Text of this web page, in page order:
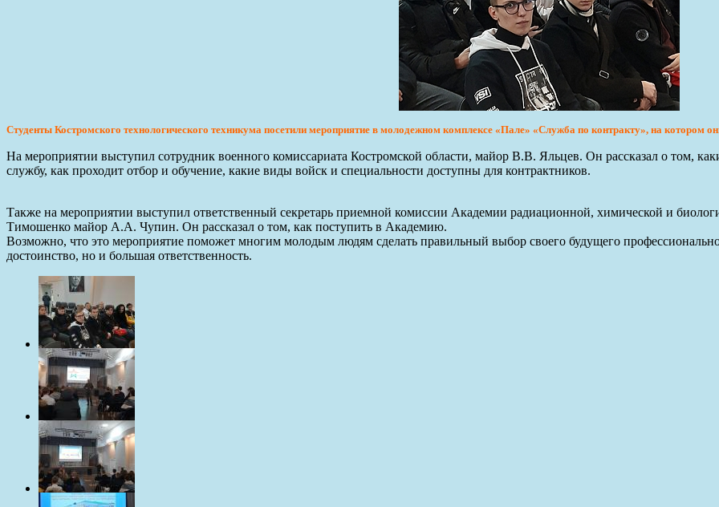
Студенты Костромского технологического техникума посетили мероприятие в молодежном комплексе «Пале» «Служба по контракту», на котором
На мероприятии выступил сотрудник военного комиссариата Костромской области, майор В.В. Яльцев. Он рассказал о том,
службу, как проходит отбор и обучение, какие виды войск и специальности доступны для контрактников.
Также на мероприятии выступил ответственный секретарь приемной комиссии Академии радиационной, химической и
Тимошенко майор А.А. Чупин. Он рассказал о том, как поступить в Академию.
Возможно, что это мероприятие поможет многим молодым людям сделать правильный выбор своего будущего
достоинство, но и большая ответственность.